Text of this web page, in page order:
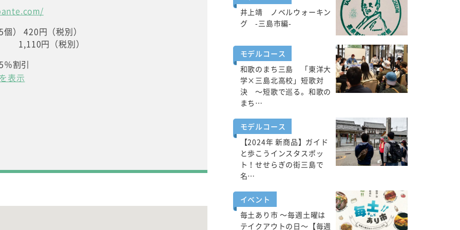
） 420円（税別）
円（税別）
％割引
表示
井上靖 ノベルウォーキン
グ -三島市編-
モデルコース
和歌のまち三島 「東洋大
学×三島北高校」短歌対
決 ～短歌で巡る。和歌の
まち…
モデルコース
【2024年 新商品】ガイド
と歩こうインスタスポッ
ト！せせらぎの街三島で
名…
イベント
毎土あり市 ～毎週土曜は
テイクアウトの日～【毎週